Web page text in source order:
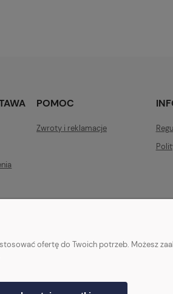
POMOC
Zwroty i reklamacje
ofertę do Twoich potrzeb. Możesz